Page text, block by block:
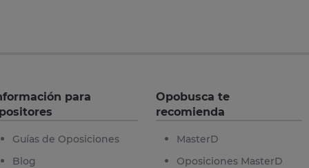
para
Guías de Oposiciones
Blog
Opobusca te
recomienda
MasterD
Oposiciones MasterD